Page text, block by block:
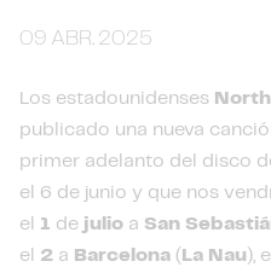
09 ABR. 2025
Los estadounidenses
publicado una nueva
primer adelanto del disco
el 6 de junio y que nos
el 1 de julio a San
el 2 a Barcelona ( La Nau ), el